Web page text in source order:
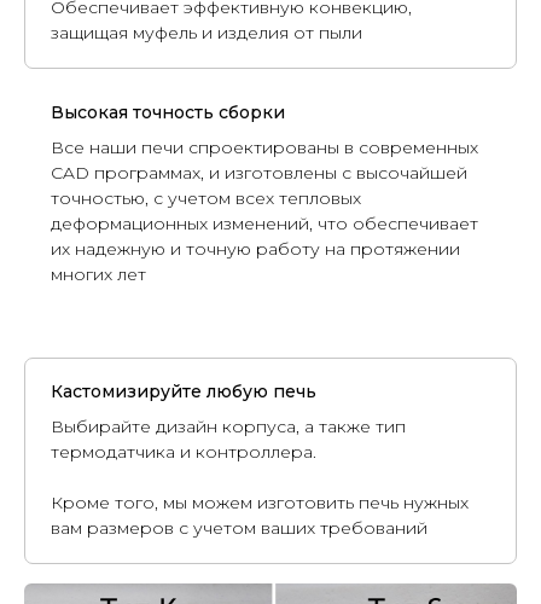
Обеспечивает эффективную конвекцию,
защищая муфель и изделия от пыли
Высокая точность сборки
Все наши печи спроектированы в современных
CAD программах, и изготовлены с высочайшей
точностью, с учетом всех тепловых
деформационных изменений, что обеспечивает
их надежную и точную работу на протяжении
многих лет
Кастомизируйте любую печь
Выбирайте дизайн корпуса, а также тип
термодатчика и контроллера.
Кроме того, мы можем изготовить печь нужных
вам размеров с учетом ваших требований